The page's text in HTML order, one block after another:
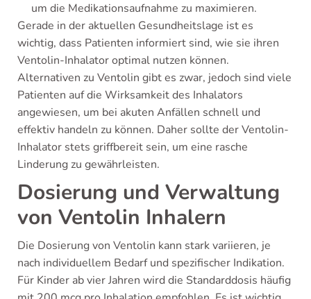
um die Medikationsaufnahme zu maximieren.
Gerade in der aktuellen Gesundheitslage ist es
wichtig, dass Patienten informiert sind, wie sie ihren
Ventolin-Inhalator optimal nutzen können.
Alternativen zu Ventolin gibt es zwar, jedoch sind viele
Patienten auf die Wirksamkeit des Inhalators
angewiesen, um bei akuten Anfällen schnell und
effektiv handeln zu können. Daher sollte der Ventolin-
Inhalator stets griffbereit sein, um eine rasche
Linderung zu gewährleisten.
Dosierung und Verwaltung
von Ventolin Inhalern
Die Dosierung von Ventolin kann stark variieren, je
nach individuellem Bedarf und spezifischer Indikation.
Für Kinder ab vier Jahren wird die Standarddosis häufig